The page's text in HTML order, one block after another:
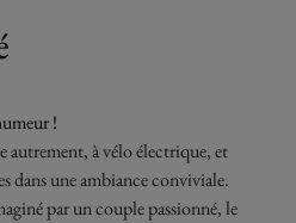
!
à vélo électrique, et
dans une ambiance conviviale.
par un couple passionné, le